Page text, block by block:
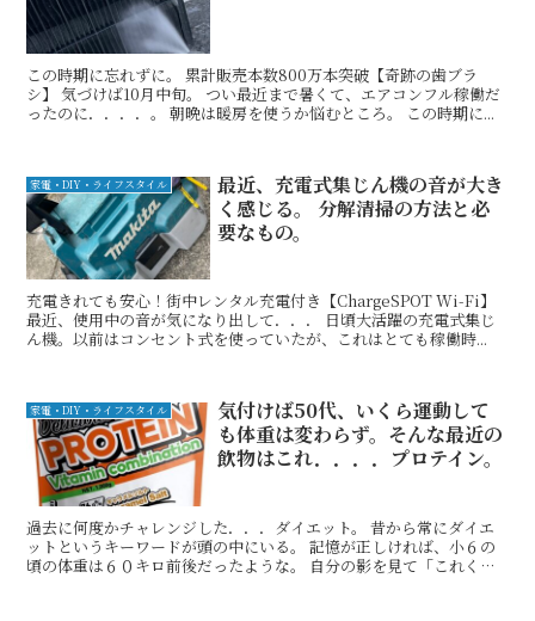
この時期に忘れずに。 累計販売本数800万本突破【奇跡の歯ブラ
シ】 気づけば10月中旬。 つい最近まで暑くて、エアコンフル稼働だ
ったのに．．．．。 朝晩は暖房を使うか悩むところ。 この時期に...
家電・DIY・ライフスタイル
最近、充電式集じん機の音が大き
く感じる。 分解清掃の方法と必
要なもの。
充電きれても安心！街中レンタル充電付き【ChargeSPOT Wi-Fi】
最近、使用中の音が気になり出して．．． 日頃大活躍の充電式集じ
ん機。以前はコンセント式を使っていたが、これはとても稼働時...
家電・DIY・ライフスタイル
気付けば50代、いくら運動して
も体重は変わらず。そんな最近の
飲物はこれ．．．．プロテイン。
過去に何度かチャレンジした．．．ダイエット。 昔から常にダイエ
ットというキーワードが頭の中にいる。 記憶が正しければ、小６の
頃の体重は６０キロ前後だったような。 自分の影を見て「これくら